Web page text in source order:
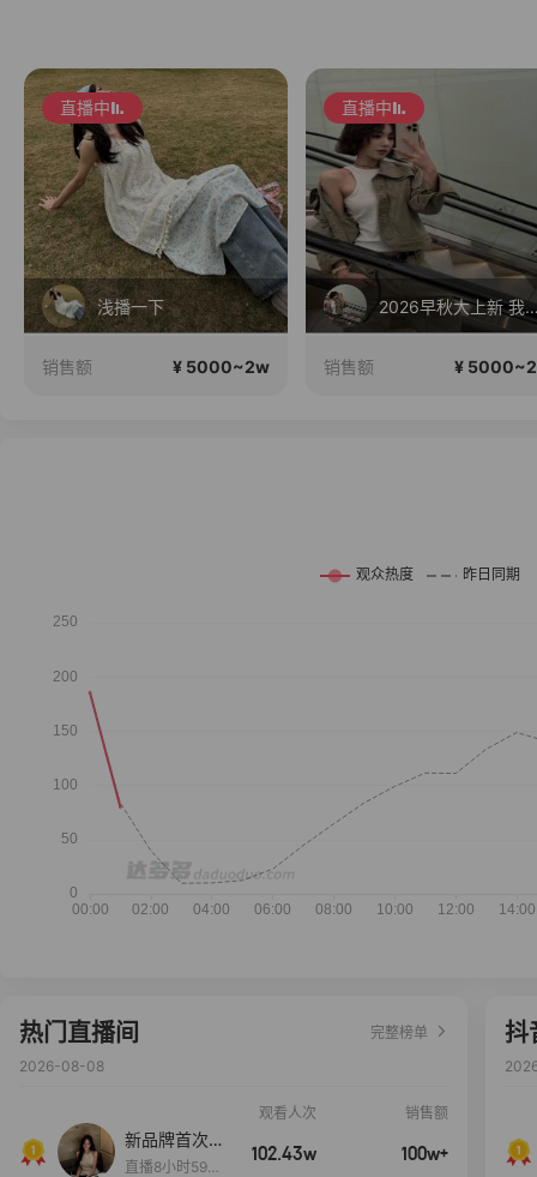
直播中
浅播一下
销售额 ¥ 5000~2w
直播中
2026早秋大上新
销售额 ¥
热门直播间
完整榜单
2026-08-08
观看人次 销售额
新品牌首次大
上新
直播8小时59分
102.43w 100w+
抖